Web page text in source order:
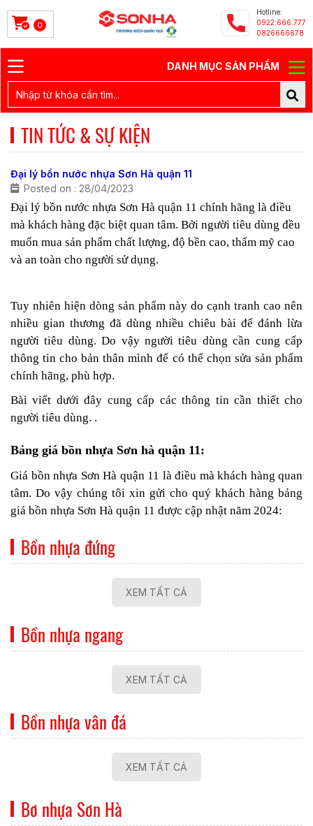
0
Hotline:
0922.666.777
0826666678
DANH MỤC SẢN PHẨM
TIN TỨC & SỰ KIỆN
Đại lý bồn nước nhựa Sơn Hà quận 11
Posted on : 28/04/2023
Đại lý bồn nước nhựa Sơn Hà quận 11 chính hãng là điều
mà khách hàng đặc biệt quan tâm. Bởi người tiêu dùng đều
muốn mua sản phẩm chất lượng, độ bền cao, thẩm mỹ cao
và an toàn cho người sử dụng.
Tuy nhiên hiện dòng sản phẩm này do cạnh tranh cao nên
nhiều gian thương đã dùng nhiều chiêu bài để đánh lừa
người tiêu dùng. Do vậy người tiêu dùng cần cung cấp
thông tin cho bản thân mình để có thể chọn sửa sản phẩm
chính hãng, phù hợp.
Bài viết dưới đây cung cấp các thông tin cần thiết cho
người tiêu dùng. .
Bảng giá bồn nhựa Sơn hà quận 11:
Giá bồn nhựa Sơn Hà quận 11 là điều mà khách hàng quan
tâm. Do vậy chúng tôi xin gửi cho quý khách hàng bảng
giá bồn nhựa Sơn Hà quận 11 được cập nhật năm 2024:
Bồn nhựa đứng
XEM TẤT CẢ
Bồn nhựa ngang
XEM TẤT CẢ
Bồn nhựa vân đá
XEM TẤT CẢ
Bơ nhựa Sơn Hà